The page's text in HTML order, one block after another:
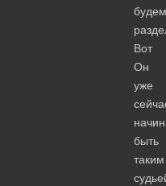
будем
Вот
Он
уже
быть
таким